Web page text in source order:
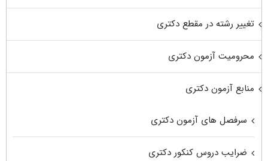
تغییر رشته در مقطع دکتری
محرومیت آزمون دکتری
منابع آزمون دکتری
سرفصل های آزمون دکتری
ضرایب دروس کنکور دکتری